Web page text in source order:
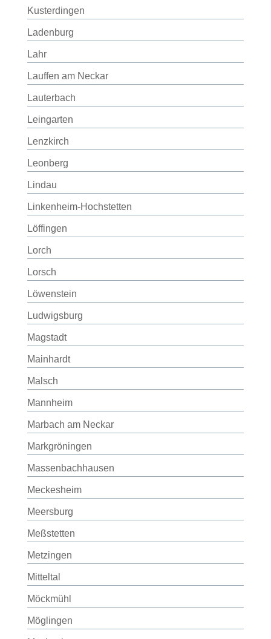
Kusterdingen
Ladenburg
Lahr
Lauffen am Neckar
Lauterbach
Leingarten
Lenzkirch
Leonberg
Lindau
Linkenheim-Hochstetten
Löffingen
Lorch
Lorsch
Löwenstein
Ludwigsburg
Magstadt
Mainhardt
Malsch
Mannheim
Marbach am Neckar
Markgröningen
Massenbachhausen
Meckesheim
Meersburg
Meßstetten
Metzingen
Mitteltal
Möckmühl
Möglingen